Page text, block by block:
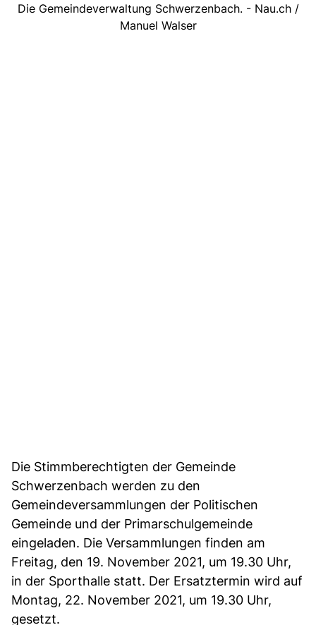
Die Gemeindeverwaltung Schwerzenbach. - Nau.ch /
Manuel Walser
Die Stimmberechtigten der Gemeinde
Schwerzenbach werden zu den
Gemeindeversammlungen der Politischen
Gemeinde und der Primarschulgemeinde
eingeladen. Die Versammlungen finden am
Freitag, den 19. November 2021, um 19.30 Uhr,
in der Sporthalle statt. Der Ersatztermin wird auf
Montag, 22. November 2021, um 19.30 Uhr,
gesetzt.